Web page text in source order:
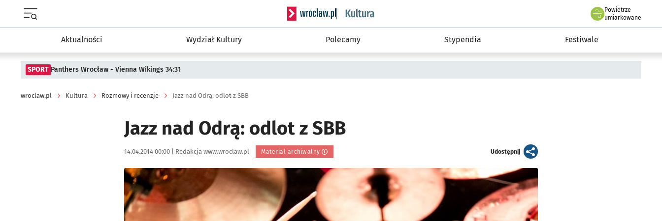
Serwis informacyjny wroclaw.pl podserwis: Kultura
Powietrze
we Wrocławiu
umiarkowane
Aktualności Wydział Kultury Polecamy Stypendia Festiwale
SPORT Panthers Wrocław - Vienna Wikings 34:31
wroclaw.pl Kultura Rozmowy i recenzje Jazz nad Odrą: odlot z SBB
Jazz nad Odrą: odlot z SBB
Data publikacji:
14.04.2014 00:00 | Autor:
Redakcja www.wroclaw.pl Materiał archiwalny Udostępnijartykuł
Kliknij, aby powiększyć